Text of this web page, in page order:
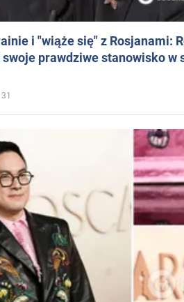
i "wiąże się" z Rosjanami:
swoje prawdziwe stanowisko w
31